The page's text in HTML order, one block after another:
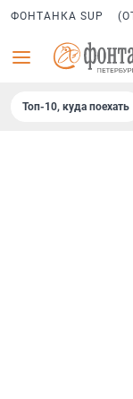
ФОНТАНКА SUP
Топ-10, куда поехать